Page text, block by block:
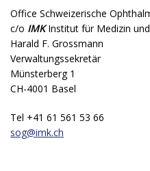
Office Schweizerische
c/o IMKInstitut für Medizin
Harald F. Grossmann
Verwaltungssekretär
Münsterberg 1
CH-4001 Basel
Tel +41 61 561 53 66
sog@imk.ch